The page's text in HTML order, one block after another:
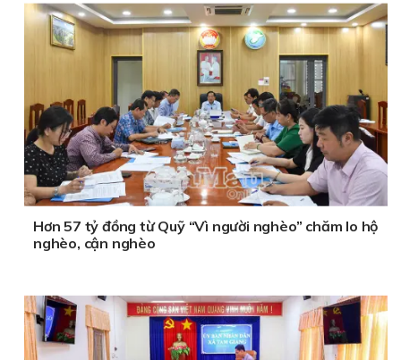
Hơn 57 tỷ đồng từ Quỹ “Vì người nghèo” chăm lo hộ
nghèo, cận nghèo